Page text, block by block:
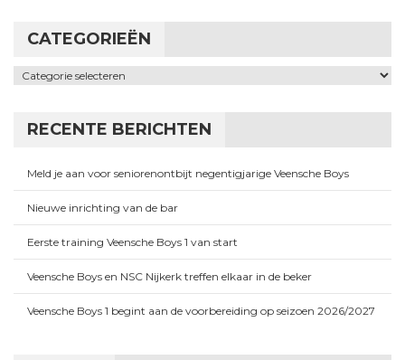
CATEGORIEËN
Categorieën
RECENTE BERICHTEN
Meld je aan voor seniorenontbijt negentigjarige Veensche Boys
Nieuwe inrichting van de bar
Eerste training Veensche Boys 1 van start
Veensche Boys en NSC Nijkerk treffen elkaar in de beker
Veensche Boys 1 begint aan de voorbereiding op seizoen 2026/2027